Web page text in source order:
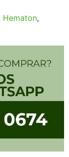
Hematon,